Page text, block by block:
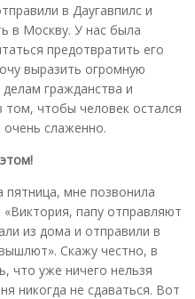
в Даугавпилс и
в Москву. У нас была
предотвратить его
выразить огромную
гражданства и
том, чтобы человек остался
слаженно.
мне позвонила
папу отправляют
из дома и отправили в
Скажу честно, в
что уже ничего нельзя
никогда не сдаваться. Вот